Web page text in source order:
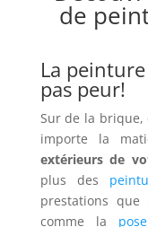
de
La
pas peur!
Sur de la
importe la
extérieurs de
plus des
prestations
comme la